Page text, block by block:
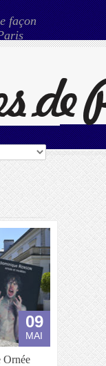
façon
09
MAI
Ornée